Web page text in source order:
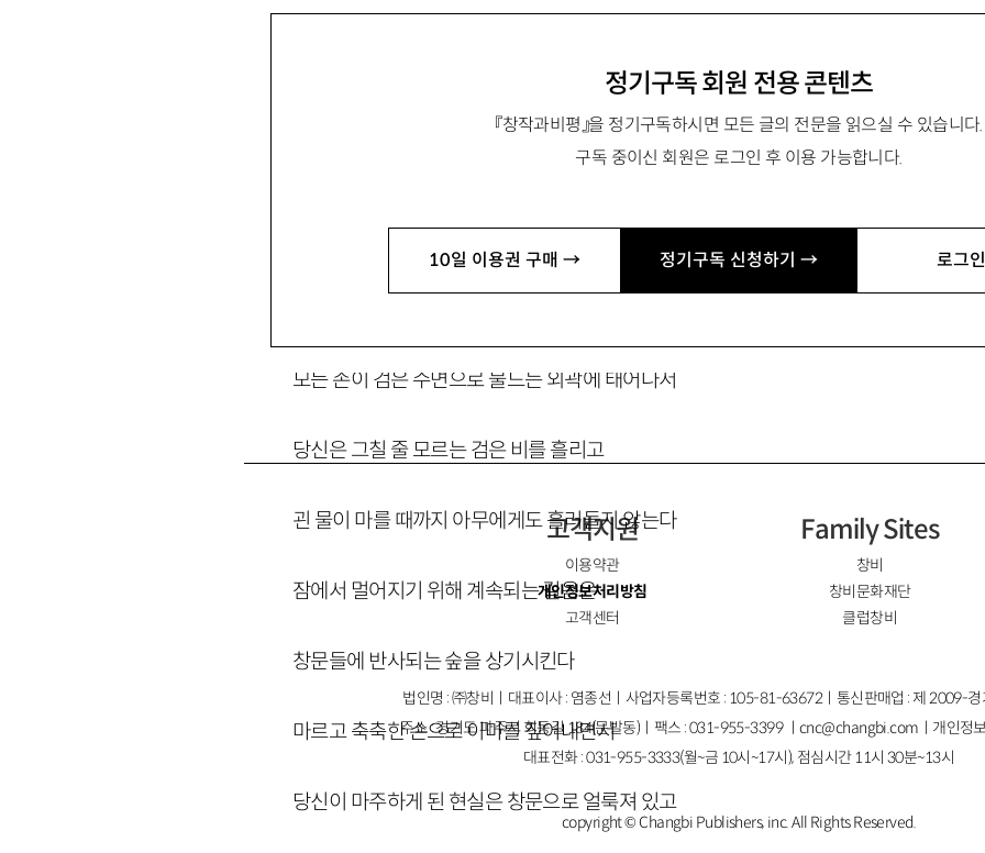
정기구독 회원 전용 콘텐츠
『창작과비평』을 정기구독하시면 모든 글의 전문을 읽으실 수 있습니다.
구독 중이신 회원은 로그인 후 이용 가능합니다.
10일 이용권 구매 → 정기구독 신청하기 → 로그
숲의 물결
모든 손이 검은 수면으로 물드는 외곽에 태어나서
당신은 그칠 줄 모르는 검은 비를 흘리고
괸 물이 마를 때까지 아무에게도 흘러들지 않는다
잠에서 멀어지기 위해 계속되는 걸음은
창문들에 반사되는 숲을 상기시킨다
마르고 축축한 손으로 이마를 짚어내면서
당신이 마주하게 된 현실은 창문으로 얼룩져 있고
고객지원
이용약관
개인정보처리방침
고객센터
Family Sites
창비
창비문화재단
클럽창비
법인명 : ㈜창비ㅣ대표이사 : 염종선ㅣ사업자등록번호 : 105-81-63672ㅣ통신판매업 : 제 2009-
주소 : 경기도 파주시 회동길 184(문발동)ㅣ팩스 : 031-955-3399 ㅣcnc@changbi.com ㅣ개인정
대표전화 : 031-955-3333(월~금 10시~17시), 점심시간 11시 30분~13시
copyright © Changbi Publishers, inc. All Rights Reserved.